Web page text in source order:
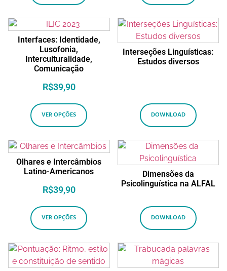
Interfaces: Identidade,
Lusofonia,
Interculturalidade,
Comunicação
R$39,90
VER OPÇÕES
Interseções Linguísticas:
Estudos diversos
DOWNLOAD
Olhares e Intercâmbios
Latino-Americanos
R$39,90
VER OPÇÕES
Dimensões da
Psicolinguística na ALFAL
DOWNLOAD